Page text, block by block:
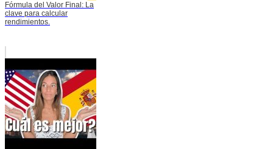
Fórmula del Valor Final: La
clave para calcular
rendimientos.